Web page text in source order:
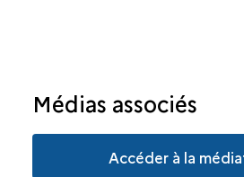
Médias associés
Accéder à la